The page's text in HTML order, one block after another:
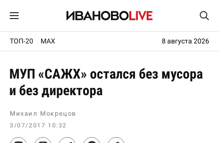
ТОП-20 MAX 8 августа 2026
МУП «САЖХ» остался без мусора
и без директора
Михаил Мокрецов
3/07/2017 10:32